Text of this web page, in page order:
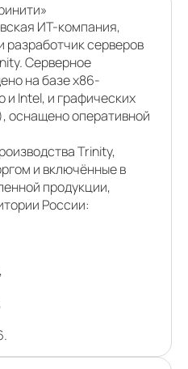
ИТ-компания,
разработчик серверов
Серверное
на базе x86-
и Intel, и графических
оснащено оперативной
Trinity,
и включённые в
продукции,
России: